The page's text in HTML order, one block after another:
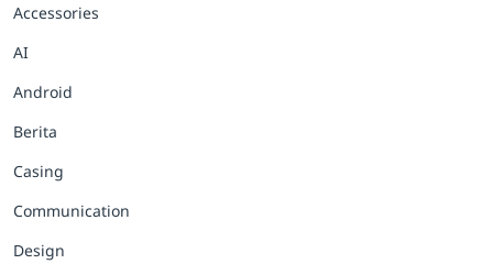
Accessories
AI
Android
Berita
Casing
Communication
Design